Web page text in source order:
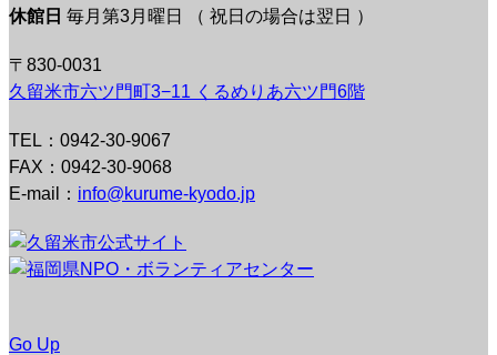
休館日 毎月第3月曜日 （ 祝日の場合は翌日 ）
〒830-0031
久留米市六ツ門町3−11 くるめりあ六ツ門6階
TEL：0942-30-9067
FAX：0942-30-9068
E-mail： info@kurume-kyodo.jp
Go Up